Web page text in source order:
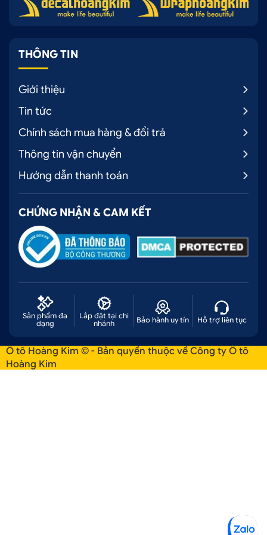
những sản phẩm âm thanh xe hơi tốt nhất cùng
Ô Tô Hoàng Kim – chuyên nâng cấp phụ kiện nội
Sản phẩm chính hãng, chất lượng đảm bảo
hưởng hệ thống zin
Kỹ thuật viên tay nghề cao – bảo hành đầy đủ
Giá cạnh tranh nhất thị trường, nhiều ưu đãi
hấp dẫn.
Có mặt ở nhiều chi nhánh tại TP.HCM và Bình
Dương – thuận tiện di chuyển
Liên hệ ngay – Đặt lịch lắp đặt hôm nay!
Hotline:
Các chi nhánh Ô Tô Hoàng Kim:
Chi nhánh 1: 52 - 58 Đường số 1, P. Bình Trị Đông
B, Q. Bình Tân, Tp. HCM
Chi nhánh 2: 51 - 55 Đường Số 7, P. An Lạc A, Q.
Bình Tân, Tp. HCM
THÔNG TIN
Giới thiệu
Tin tức
Chính sách mua hàng & đổi trả
Thông tin vận chuyển
Hướng dẫn thanh toán
CHỨNG NHẬN & CAM KẾT
Sản phẩm đa
dạng
Lắp đặt tại chi
nhánh
Bảo hành uy tín Hỗ trợ liên tục
Ô tô Hoàng Kim © - Bản quyền thuộc về Công ty Ô tô
Hoàng Kim